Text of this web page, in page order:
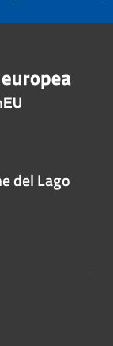
del Lago